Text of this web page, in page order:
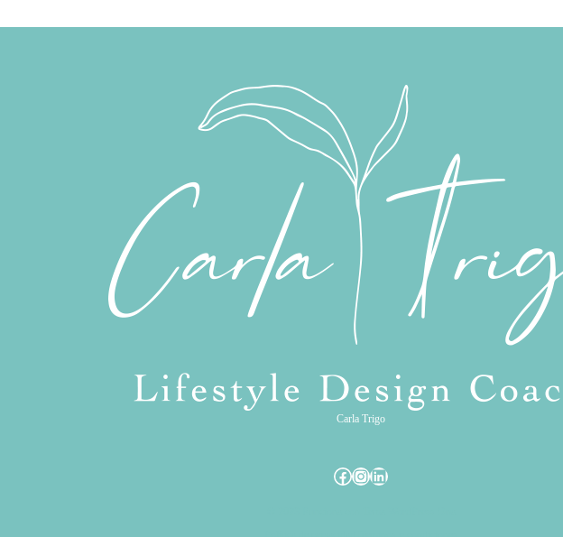
Carla Trigo
Facebook InstagramLinkedIn